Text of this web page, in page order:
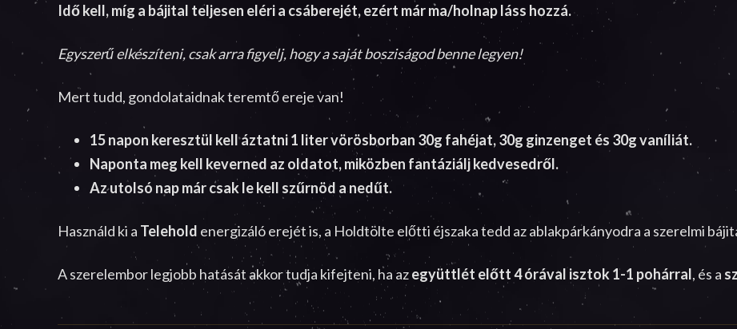
Idő kell, míg a bájital teljesen eléri a csáberejét, ezért már ma/holnap láss hozzá.
Egyszerű elkészíteni, csak arra figyelj, hogy a saját bosziságod benne legyen!
Mert tudd, gondolataidnak teremtő ereje van!
15 napon keresztül kell áztatni 1 liter vörösborban 30g fahéjat, 30g ginzenget és 30g vaníliát.
Naponta meg kell keverned az oldatot, miközben fantáziálj kedvesedről.
Az utolsó nap már csak le kell szűrnöd a nedűt.
Használd ki a Telehold energizáló erejét is, a Holdtölte előtti éjszaka tedd az ablakpárkányodra a szerelmi
A szerelembor legjobb hatását akkor tudja kifejteni, ha azegyüttlét előtt 4 órával isztok 1-1 pohárral, és a